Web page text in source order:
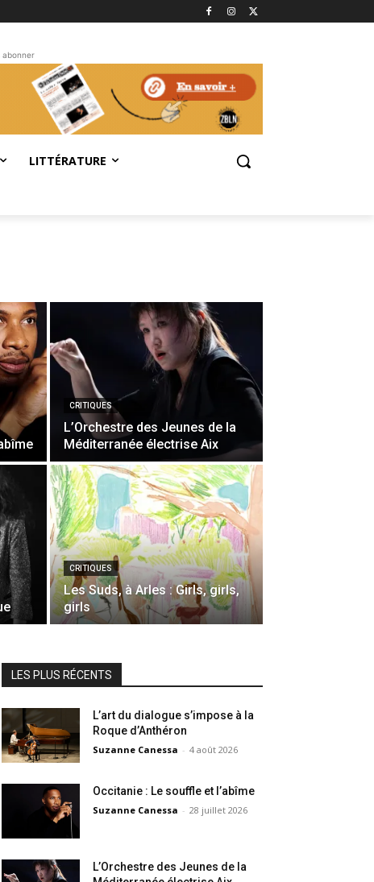
abonner
LITTÉRATURE
CRITIQUES
L’Orchestre des Jeunes de la
Méditerranée électrise Aix
CRITIQUES
Les Suds, à Arles : Girls, girls,
girls
LES PLUS RÉCENTS
L’art du dialogue s’impose à la
Roque d’Anthéron
Suzanne Canessa - 4 août 2026
Occitanie : Le souffle et l’abîme
Suzanne Canessa - 28 juillet 2026
L’Orchestre des Jeunes de la